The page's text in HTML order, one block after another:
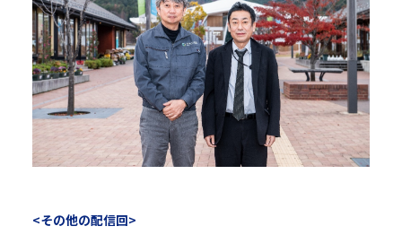
<その他の配信回>